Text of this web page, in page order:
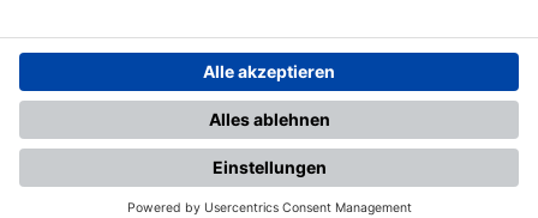
Ihr Gerät wird möglicherweise
nicht vollständig unterstützt.
Für die beste Nutzung empfehlen
wir ein kompatibles Gerät oder
einen aktuellen Browser.